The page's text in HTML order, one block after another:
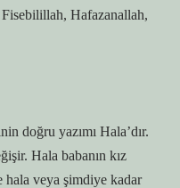
Hafazanallah,
doğru yazımı Hala’dır.
Hala babanın kız
hala veya şimdiye kadar